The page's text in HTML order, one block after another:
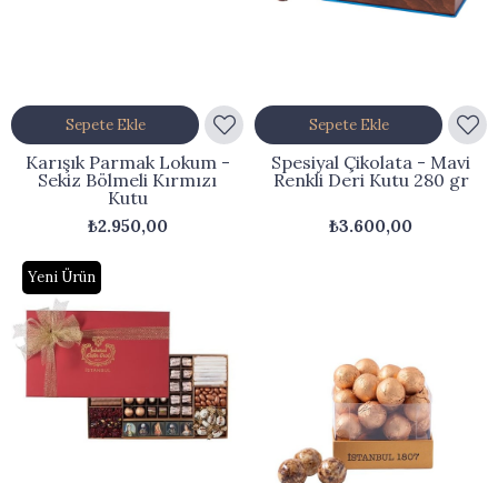
Karışık Parmak Lokum -
Sekiz Bölmeli Kırmızı
Kutu
₺2.950,00
Sepete Ekle
Spesiyal Çikolata - Mavi
Renkli Deri Kutu 280 gr
₺3.600,00
Sepete Ekle
Yeni Ürün